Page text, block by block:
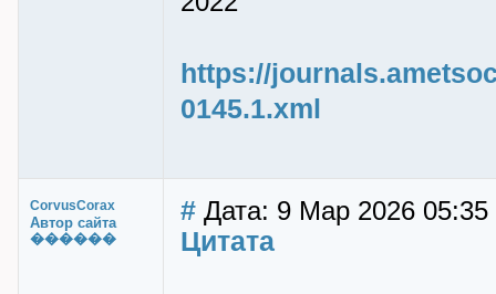
https://
0145.1.xml
CorvusCorax
Автор сайта
������
# Дата: 9 Мар 2026 05:35
Цитата